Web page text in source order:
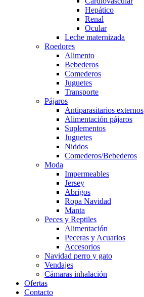
Hepático
Renal
Ocular
Leche maternizada
Roedores
Alimento
Bebederos
Comederos
Juguetes
Transporte
Pájaros
Antiparasitarios externos
Alimentación pájaros
Suplementos
Juguetes
Niddos
Comederos/Bebederos
Moda
Impermeables
Jersey
Abrigos
Ropa Navidad
Manta
Peces y Reptiles
Alimentación
Peceras y Acuarios
Accesorios
Navidad perro y gato
Vendajes
Cámaras inhalación
Ofertas
Contacto